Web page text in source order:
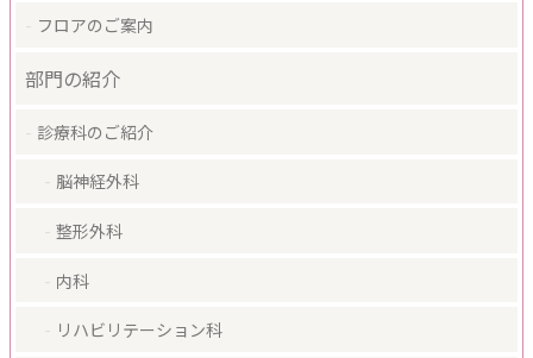
フロアのご案内
部門の紹介
診療科のご紹介
脳神経外科
整形外科
内科
リハビリテーション科